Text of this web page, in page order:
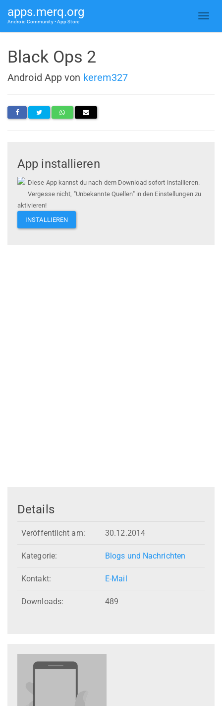
apps.merq.org
Android Community • App Store
Black Ops 2
Android App von kerem327
App installieren
Diese App kannst du nach dem Download sofort installieren.
Vergesse nicht, "Unbekannte Quellen" in den Einstellungen zu
aktivieren!
INSTALLIEREN
Details
Veröffentlicht am: 30.12.2014
Kategorie: Blogs und Nachrichten
Kontakt: E-Mail
Downloads: 489